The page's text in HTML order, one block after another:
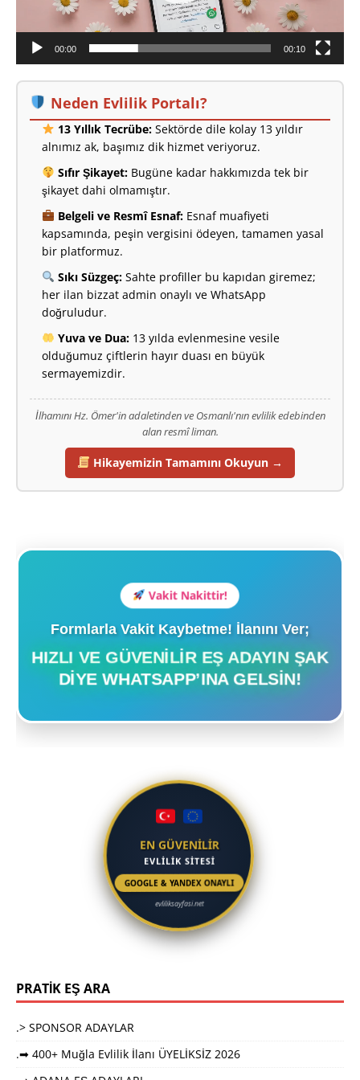
00:00 00:10
Neden Evlilik Portalı?
13 Yıllık Tecrübe:Sektörde dile kolay 13 yıldır
alnımız ak, başımız dik hizmet veriyoruz.
Sıfır Şikayet:Bugüne kadar hakkımızda tek bir
şikayet dahi olmamıştır.
Belgeli ve Resmî Esnaf:Esnaf muafiyeti
kapsamında, peşin vergisini ödeyen, tamamen yasal
bir platformuz.
Sıkı Süzgeç:Sahte profiller bu kapıdan giremez;
her ilan bizzat admin onaylı ve WhatsApp
doğruludur.
Yuva ve Dua:13 yılda evlenmesine vesile
olduğumuz çiftlerin hayır duası en büyük
sermayemizdir.
İlhamını Hz. Ömer'in adaletinden ve Osmanlı'nın evlilik edebinden
alan resmî liman.
Hikayemizin Tamamını Okuyun →
Vakit Nakittir!
Formlarla Vakit Kaybetme! İlanını Ver;
HIZLI VE GÜVENILIR EŞ ADAYIN ŞAK
DIYE WHATSAPP’INA GELSIN!
EN GÜVENİLİR
EVLİLİK SİTESİ
GOOGLE & YANDEX ONAYLI
evliliksayfasi.net
PRATİK EŞ ARA
.> SPONSOR ADAYLAR
.➡ 400+ Muğla Evlilik İlanı ÜYELİKSİZ 2026